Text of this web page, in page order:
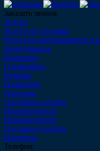
Заказать звонок
Услуги
Услуги по доставке
Услуга по модернизации и
оборудования
Компания
О компании
Отзывы
Реквизиты
Дипломы
Доставка и оплата
Производители
Производители
Доставка и оплата
Контакты
Телефон: